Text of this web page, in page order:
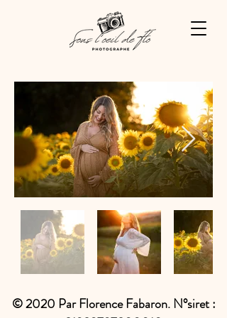
© 2020 Par Florence Fabaron. N°siret :